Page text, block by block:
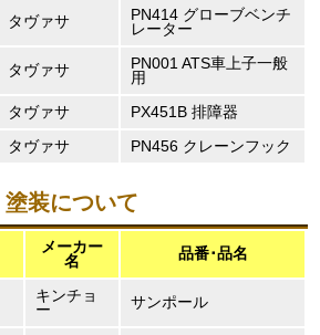
タヴァサ
PN414 グローブベンチ
レーター
タヴァサ
PN001 ATS車上子一般
用
タヴァサ PX451B 排障器
タヴァサ PN456 クレーンフック
塗装について
メーカー
名
品番･品名
キンチョ
ー
サンポール